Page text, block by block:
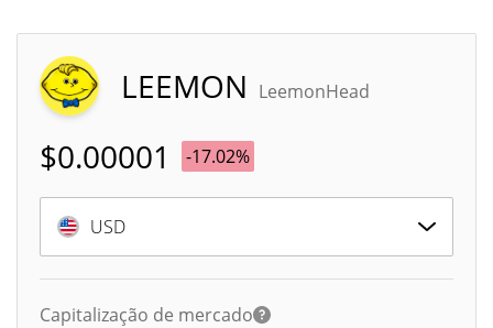
LEEMON LeemonHead
$0.00001 -17.02%
USD
Capitalização de mercado